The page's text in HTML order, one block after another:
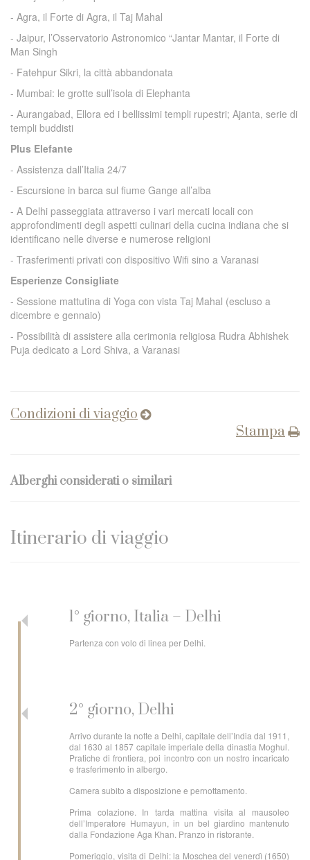
- Agra, il Forte di Agra, il Taj Mahal
- Jaipur, l’Osservatorio Astronomico “Jantar Mantar, il Forte di
Man Singh
- Fatehpur Sikri, la città abbandonata
- Mumbai: le grotte sull’isola di Elephanta
- Aurangabad, Ellora ed i bellissimi templi rupestri; Ajanta, serie di
templi buddisti
Plus Elefante
- Assistenza dall’Italia 24/7
- Escursione in barca sul fiume Gange all’alba
- A Delhi passeggiata attraverso i vari mercati locali con
approfondimenti degli aspetti culinari della cucina indiana che si
identificano nelle diverse e numerose religioni
- Trasferimenti privati con dispositivo Wifi sino a Varanasi
Esperienze Consigliate
- Sessione mattutina di Yoga con vista Taj Mahal (escluso a
dicembre e gennaio)
- Possibilità di assistere alla cerimonia religiosa Rudra Abhishek
Puja dedicato a Lord Shiva, a Varanasi
Condizioni di viaggio
Stampa
Alberghi considerati o similari
Itinerario di viaggio
1° giorno, Italia – Delhi
Partenza con volo di linea per Delhi.
2° giorno, Delhi
Arrivo durante la notte a Delhi, capitale dell’India dal 1911,
dal 1630 al 1857 capitale imperiale della dinastia Moghul.
Pratiche di frontiera, poi incontro con un nostro incaricato
e trasferimento in albergo.
Camera subito a disposizione e pernottamento.
Prima colazione. In tarda mattina visita al mausoleo
dell’Imperatore Humayun, in un bel giardino mantenuto
dalla Fondazione Aga Khan. Pranzo in ristorante.
Pomeriggio, visita di Delhi: la Moschea del venerdì (1650)